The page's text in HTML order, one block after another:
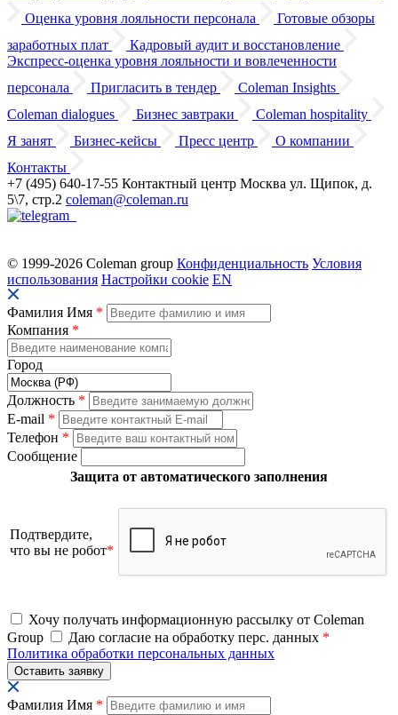
Оценка уровня лояльности персонала
Готовые обзоры
заработных плат
Кадровый аудит и восстановление
Экспресс-оценка уровня лояльности и вовлеченности
персонала
Пригласить в тендер
Coleman Insights
Coleman dialogues
Бизнес завтраки
Coleman hospitality
Я занят
Бизнес-кейсы Пресс центр
О компании
Контакты
+7 (495) 640-17-55 Контактный центр Москва ул. Щипок, д.
5\7, стр.2 coleman@coleman.ru
© 1999-2026 Coleman group Конфиденциальность Условия
использования Настройки cookie EN
Фамилия Имя *
Компания *
Город
Должность *
E-mail *
Телефон *
Сообщение
Защита от автоматического заполнения
Подтвердите,
что вы не робот*
Хочу получать информационную рассылку от Coleman
Group
Даю согласие на обработку перс. данных *
Политика обработки персональных данных
Фамилия Имя *